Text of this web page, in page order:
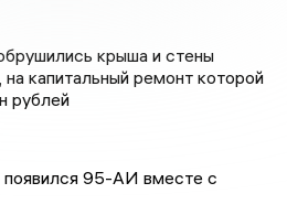
крыша и стены
капитальный ремонт которой
рублей
появился 95-АИ вместе с